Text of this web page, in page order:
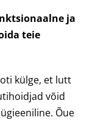
ja
teie
külge, et lutt
võid
Õue